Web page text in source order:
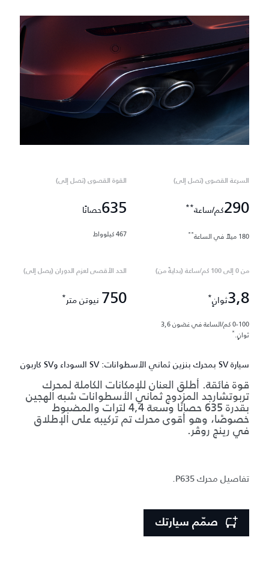
السرعة القصوى (تصل إلى)
290كم/ساعة**
180 ميلاً في الساعة **
القوة القصوى (تصل إلى)
635حصانًا
467 كيلوواط
من 0 إلى 100 كم/ساعة (بدايةً من)
3,8ثوانٍ*
0-100 كم/الساعة في غضون 3,6
ثوانٍ.*
الحد الأقصى لعزم الدوران (يصل إلى)
750 نيوتن متر*
سيارة SV بمحرك بنزين ثماني الأسطوانات: SV السوداء وSV كاربون
قوة فائقة. أطلق العنان للإمكانات الكاملة لمحرك
تربوتشارجد المزدوج ثماني الأسطوانات شبه الهجين
بقدرة 635 حصانًا وسعة 4,4 لترات والمضبوط
خصوصًا، وهو أقوى محرك تم تركيبه على الإطلاق
في رينج روڤر.
تفاصيل محرك P635.
صمّم سيارتك